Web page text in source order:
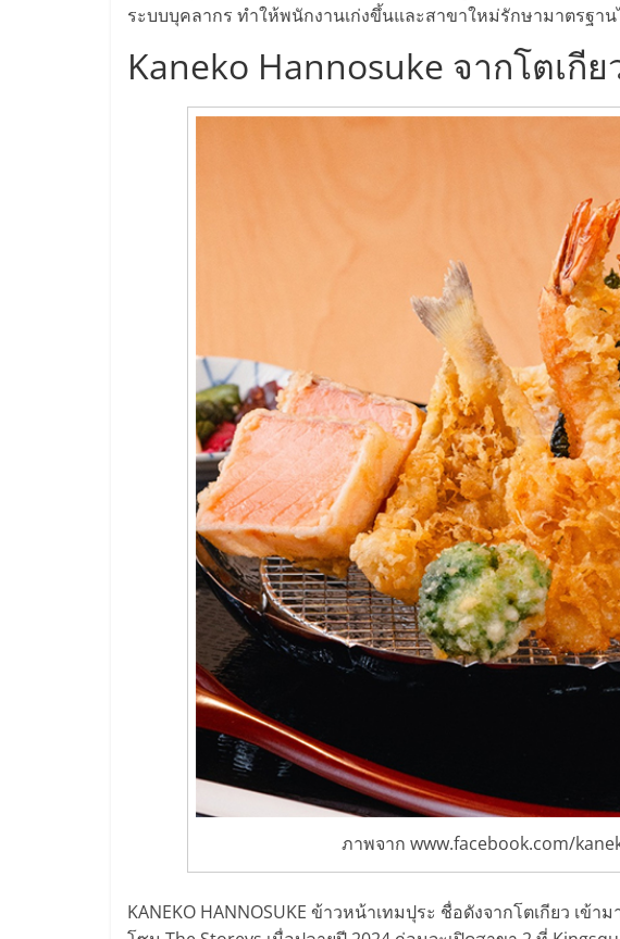
ขยาย
ไชส์,
ศูนย์
รวม
ไชส์
พร้อม
ทำเล
สำหรับ
เปิด
ระบบบุคลากร ทำให้พนักงานเก่งขึ้นและสาขาใหม่รักษามาตรฐา
Kaneko Hannosuke จากโตเกี
ภาพจาก www.facebook.com/
KANEKO HANNOSUKE ข้าวหน้าเทมปุระ ชื่อดังจากโตเกียว เข้